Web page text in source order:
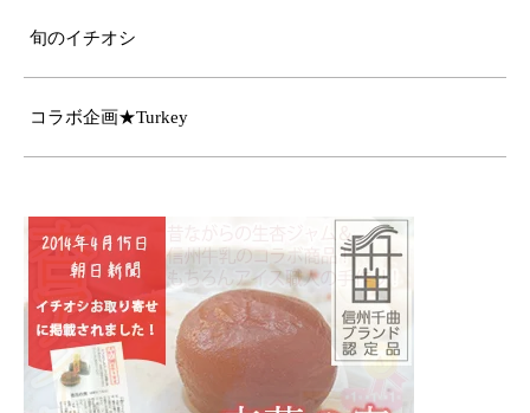
旬のイチオシ
コラボ企画★Turkey